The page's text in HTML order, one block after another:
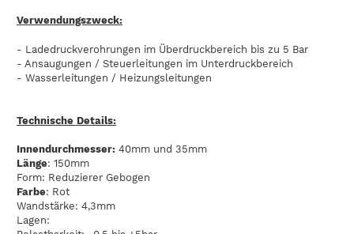
Verwendungszweck:
- Ladedruckverohrungen im Überdruckbereich bis zu 5 Bar
- Ansaugungen / Steuerleitungen im Unterdruckbereich
- Wasserleitungen / Heizungsleitungen
Technische Details:
Innendurchmesser: 40mm und 35mm
Länge: 150mm
Form: Reduzierer Gebogen
Farbe: Rot
Wandstärke: 4,3mm
Lagen: